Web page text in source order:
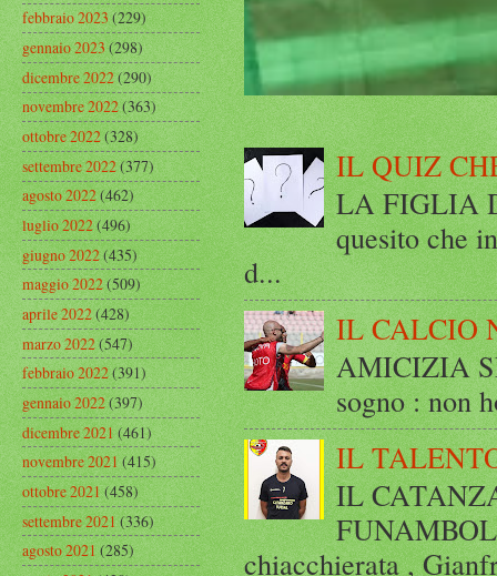
IL QUIZ
LA FIGLIA
quesito che
d...
IL CALCIO
AMICIZIA
sogno : non
IL
IL
chiacchierata ,
febbraio 2023(229)
gennaio 2023(298)
dicembre 2022(290)
novembre 2022(363)
ottobre 2022(328)
settembre 2022(377)
agosto 2022(462)
luglio 2022(496)
giugno 2022(435)
maggio 2022(509)
aprile 2022(428)
marzo 2022(547)
febbraio 2022(391)
gennaio 2022(397)
dicembre 2021(461)
novembre 2021(415)
ottobre 2021(458)
settembre 2021(336)
agosto 2021(285)